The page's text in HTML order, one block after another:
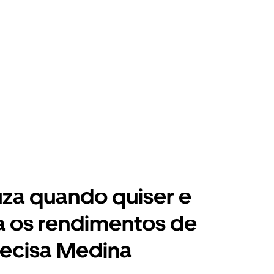
quando quiser e
os rendimentos de
Medina